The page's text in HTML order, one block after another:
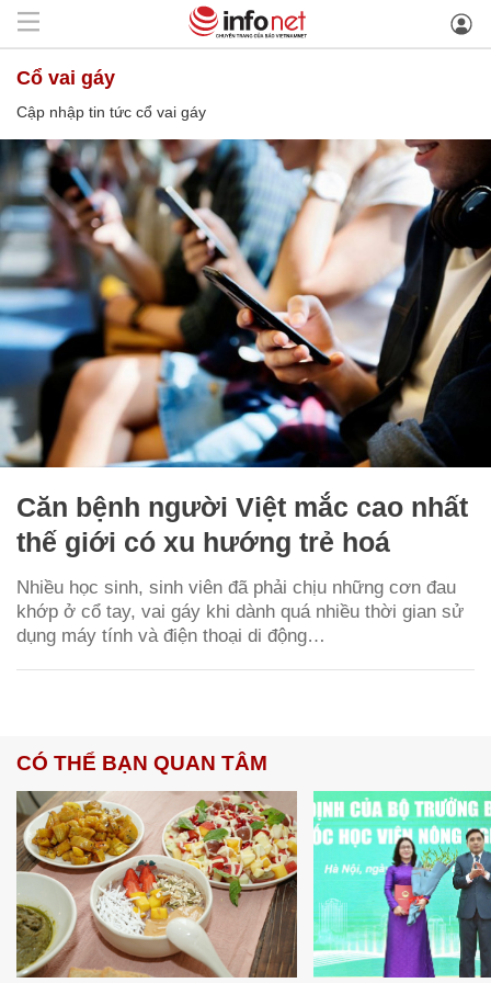
cổ vai gáy
Cập nhập tin tức cổ vai gáy
Căn bệnh người Việt mắc cao nhất
thế giới có xu hướng trẻ hoá
Nhiều học sinh, sinh viên đã phải chịu những cơn đau
khớp ở cổ tay, vai gáy khi dành quá nhiều thời gian sử
dụng máy tính và điện thoại di động…
CÓ THỂ BẠN QUAN TÂM